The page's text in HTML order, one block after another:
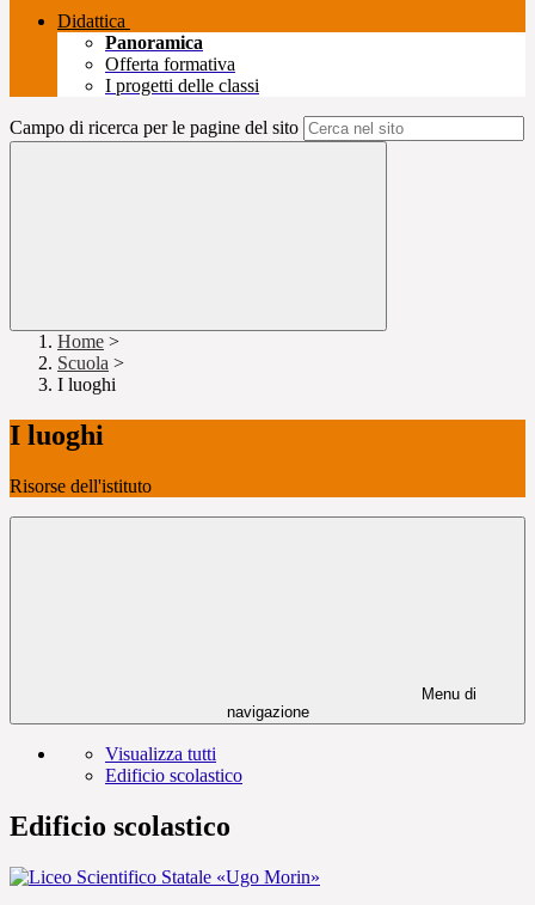
Didattica
Panoramica
Offerta formativa
I progetti delle classi
Campo di ricerca per le pagine del sito
Home >
Scuola >
I luoghi
I luoghi
Risorse dell'istituto
Menu di
navigazione
Visualizza tutti
Edificio scolastico
Edificio scolastico